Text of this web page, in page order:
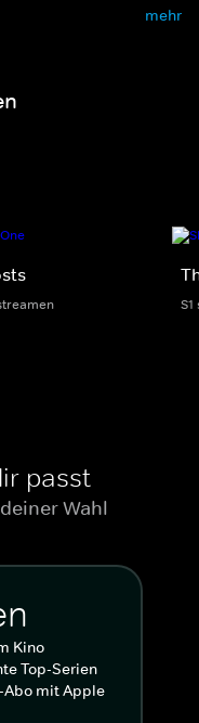
mehr
passt
Wahl
Kino
Top-Serien
mit Apple